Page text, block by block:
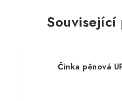
Činka pěnová